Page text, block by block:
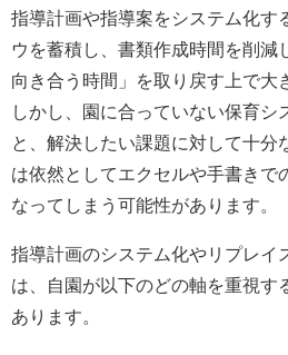
指導計画や指導案をシステム化す
ウを蓄積し、書類作成時間を削減
向き合う時間」を取り戻す上で大
しかし、園に合っていない保育シ
と、解決したい課題に対して十分
は依然としてエクセルや手書きで
なってしまう可能性があります。
指導計画のシステム化やリプレイ
は、自園が以下のどの軸を重視す
あります。